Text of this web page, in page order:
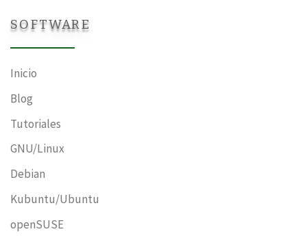
SOFTWARE
Inicio
Blog
Tutoriales
GNU/Linux
Debian
Kubuntu/Ubuntu
openSUSE